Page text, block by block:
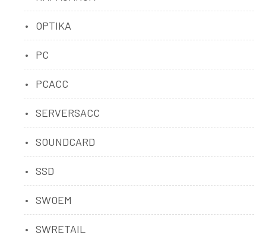
OPTIKA
PC
PCACC
SERVERSACC
SOUNDCARD
SSD
SWOEM
SWRETAIL